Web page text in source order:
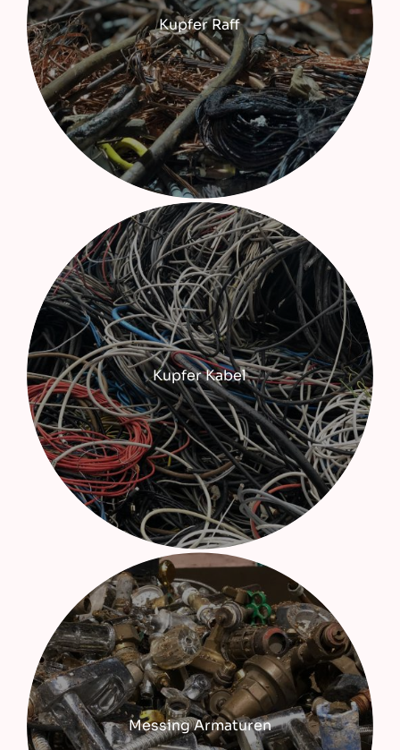
Kupfer Raff
Kupfer Kabel
Messing Armaturen